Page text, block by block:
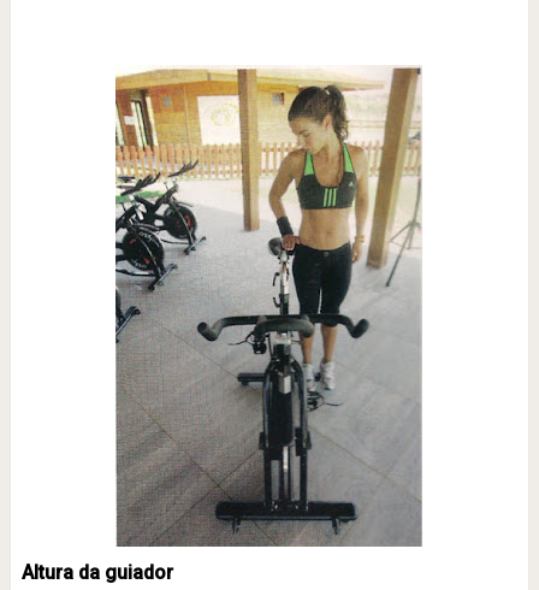
Altura da guiador